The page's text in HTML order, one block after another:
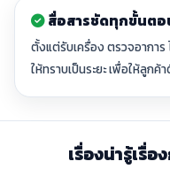
สื่อสารชัดทุกขั้นตอ
ตั้งแต่รับเครื่อง ตรวจอากา
ให้ทราบเป็นระยะ เพื่อให้ลูก
เรื่องน่ารู้เรื่